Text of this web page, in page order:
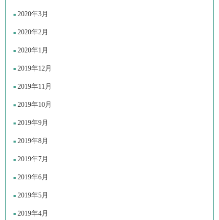
2020年3月
2020年2月
2020年1月
2019年12月
2019年11月
2019年10月
2019年9月
2019年8月
2019年7月
2019年6月
2019年5月
2019年4月